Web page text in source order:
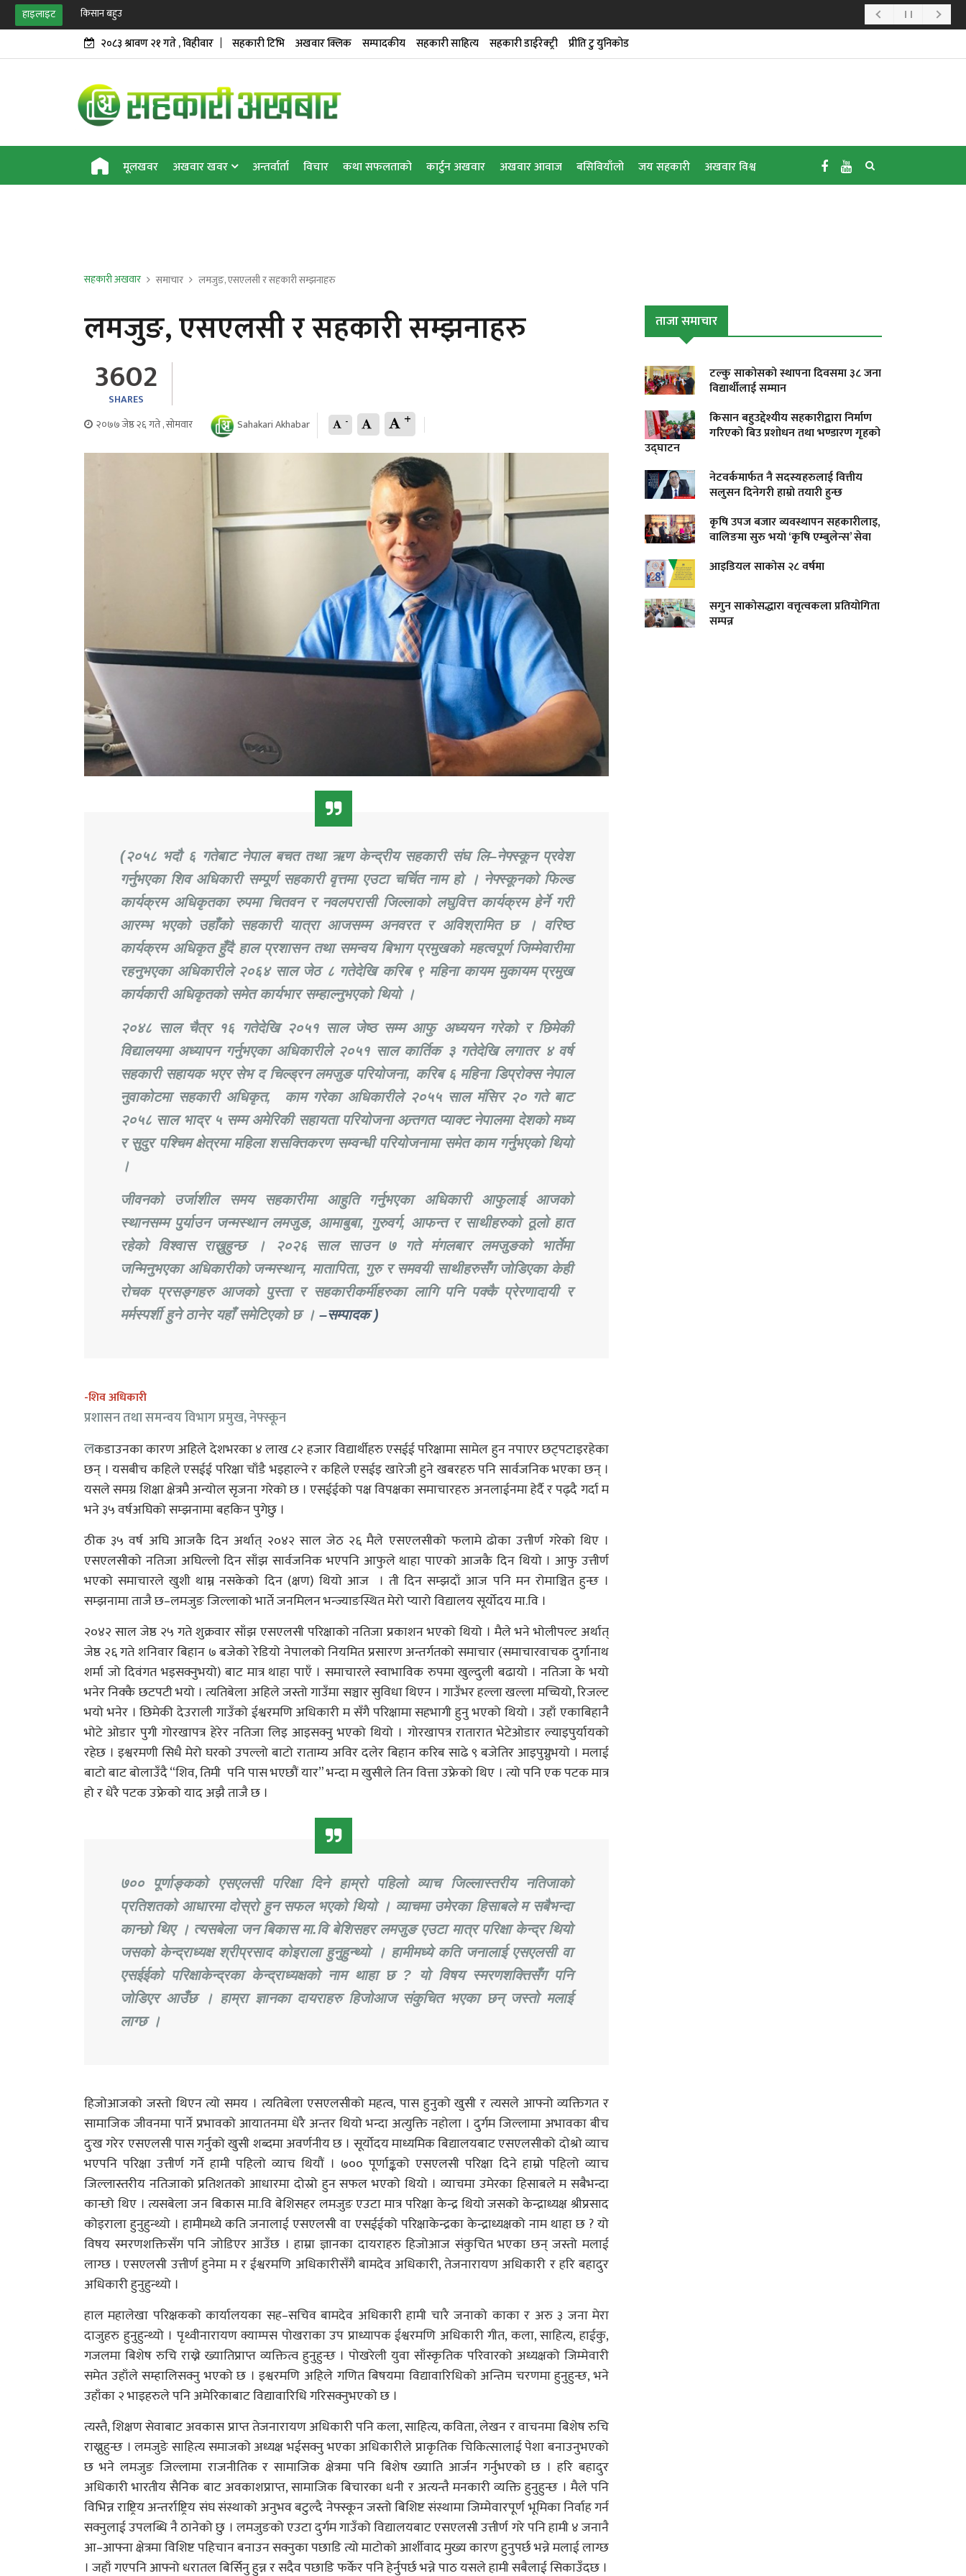
हाइलाइट किसान बहुउद्देश्यीय सहकारीद्वार
२०८३ श्रावण २१ गते , विहीवार सहकारी टिभि अखवार क्लिक सम्पादकीय सहकारी साहित्य सहकारी डाईरेक्ट्री प्रीति टु युनिकोड
मूलखवर अखवार खवर अन्तर्वार्ता विचार कथा सफलताको कार्टुन अखवार अखवार आवाज बसिवियाँलो जय सहकारी अखवार विश्व
सहकारी अखवार समाचार लमजुङ, एसएलसी र सहकारी सम्झनाहरु
लमजुङ, एसएलसी र सहकारी सम्झनाहरु
3602
SHARES
२०७७ जेष्ठ २६ गते , सोमवार
Sahakari Akhabar - +
(२०५८ भदौ ६ गतेबाट नेपाल बचत तथा ऋण केन्द्रीय सहकारी संघ लि–नेफ्स्कून प्रवेश
गर्नुभएका शिव अधिकारी सम्पूर्ण सहकारी वृत्तमा एउटा चर्चित नाम हो । नेफ्स्कूनको फिल्ड
कार्यक्रम अधिकृतका रुपमा चितवन र नवलपरासी जिल्लाको लघुवित्त कार्यक्रम हेर्ने गरी
आरम्भ भएको उहाँको सहकारी यात्रा आजसम्म अनवरत र अविश्रामित छ । वरिष्ठ
कार्यक्रम अधिकृत हुँदै हाल प्रशासन तथा समन्वय बिभाग प्रमुखको महत्वपूर्ण जिम्मेवारीमा
रहनुभएका अधिकारीले २०६४ साल जेठ ८ गतेदेखि करिब ९ महिना कायम मुकायम प्रमुख
कार्यकारी अधिकृतको समेत कार्यभार सम्हाल्नुभएको थियो ।
२०४८ साल चैत्र १६ गतेदेखि २०५१ साल जेष्ठ सम्म आफु अध्ययन गरेको र छिमेकी
विद्यालयमा अध्यापन गर्नुभएका अधिकारीले २०५१ साल कार्तिक ३ गतेदेखि लगातर ४ वर्ष
सहकारी सहायक भएर सेभ द चिल्ड्रन लमजुङ परियोजना, करिब ६ महिना डिप्रोक्स नेपाल
नुवाकोटमा सहकारी अधिकृत, काम गरेका अधिकारीले २०५५ साल मंसिर २० गते बाट
२०५८ साल भाद्र ५ सम्म अमेरिकी सहायता परियोजना अन्र्तगत प्याक्ट नेपालमा देशको मध्य
र सुदुर पश्चिम क्षेत्रमा महिला शसक्तिकरण सम्वन्धी परियोजनामा समेत काम गर्नुभएको थियो
।
जीवनको उर्जाशील समय सहकारीमा आहुति गर्नुभएका अधिकारी आफुलाई आजको
स्थानसम्म पुर्याउन जन्मस्थान लमजुङ, आमाबुबा, गुरुवर्ग, आफन्त र साथीहरुको ठूलो हात
रहेको विश्वास राख्नुहुन्छ । २०२६ साल साउन ७ गते मंगलबार लमजुङको भार्तेमा
जन्मिनुभएका अधिकारीको जन्मस्थान, मातापिता, गुरु र समवयी साथीहरुसँग जोडिएका केही
रोचक प्रसङ्गहरु आजको पुस्ता र सहकारीकर्मीहरुका लागि पनि पक्कै प्रेरणादायी र
मर्मस्पर्शी हुने ठानेर यहाँ समेटिएको छ । –सम्पादक)
-शिव अधिकारी
प्रशासन तथा समन्वय विभाग प्रमुख, नेफ्स्कून
लकडाउनका कारण अहिले देशभरका ४ लाख ८२ हजार विद्यार्थीहरु एसईई परिक्षामा सामेल हुन नपाएर छट्पटाइरहेका
छन् । यसबीच कहिले एसईई परिक्षा चाँडै भइहाल्ने र कहिले एसईइ खारेजी हुने खबरहरु पनि सार्वजनिक भएका छन् ।
यसले समग्र शिक्षा क्षेत्रमै अन्योल सृजना गरेको छ । एसईईको पक्ष विपक्षका समाचारहरु अनलाईनमा हेर्दै र पढ्दै गर्दा म
भने ३५ वर्षअघिको सम्झनामा बहकिन पुगेछु ।
ठीक ३५ वर्ष अघि आजकै दिन अर्थात् २०४२ साल जेठ २६ मैले एसएलसीको फलामे ढोका उत्तीर्ण गरेको थिए ।
एसएलसीको नतिजा अघिल्लो दिन साँझ सार्वजनिक भएपनि आफुले थाहा पाएको आजकै दिन थियो । आफु उत्तीर्ण
भएको समाचारले खुशी थाम्न नसकेको दिन (क्षण) थियो आज । ती दिन सम्झदाँ आज पनि मन रोमाञ्चित हुन्छ ।
सम्झनामा ताजै छ–लमजुङ जिल्लाको भार्ते जनमिलन भन्ज्याङस्थित मेरो प्यारो विद्यालय सूर्योदय मा.वि ।
२०४२ साल जेष्ठ २५ गते शुक्रवार साँझ एसएलसी परिक्षाको नतिजा प्रकाशन भएको थियो । मैले भने भोलीपल्ट अर्थात्
जेष्ठ २६ गते शनिवार बिहान ७ बजेको रेडियो नेपालको नियमित प्रसारण अन्तर्गतको समाचार (समाचारवाचक दुर्गानाथ
शर्मा जो दिवंगत भइसक्नुभयो) बाट मात्र थाहा पाएँ । समाचारले स्वाभाविक रुपमा खुल्दुली बढायो । नतिजा के भयो
भनेर निक्कै छटपटी भयो । त्यतिबेला अहिले जस्तो गाउँमा सञ्चार सुविधा थिएन । गाउँभर हल्ला खल्ला मच्चियो, रिजल्ट
भयो भनेर । छिमेकी देउराली गाउँको ईश्वरमणि अधिकारी म सँगै परिक्षामा सहभागी हुनु भएको थियो । उहाँ एकाबिहानै
भोटे ओडार पुगी गोरखापत्र हेरेर नतिजा लिइ आइसक्नु भएको थियो । गोरखापत्र रातारात भेटेओडार ल्याइपुर्यायको
रहेछ । इश्वरमणी सिधै मेरो घरको उपल्लो बाटो राताम्य अविर दलेर बिहान करिब साढे ९ बजेतिर आइपुग्नुभयो । मलाई
बाटो बाट बोलाउँदै “शिव, तिमी पनि पास भएछौं यार” भन्दा म खुसीले तिन वित्ता उफ्रेको थिए । त्यो पनि एक पटक मात्र
हो र धेरै पटक उफ्रेको याद अझै ताजै छ ।
७०० पूर्णाङ्कको एसएलसी परिक्षा दिने हाम्रो पहिलो व्याच जिल्लास्तरीय नतिजाको
प्रतिशतको आधारमा दोस्रो हुन सफल भएको थियो । व्याचमा उमेरका हिसाबले म सबैभन्दा
कान्छो थिए । त्यसबेला जन बिकास मा.वि बेशिसहर लमजुङ एउटा मात्र परिक्षा केन्द्र थियो
जसको केन्द्राध्यक्ष श्रीप्रसाद कोइराला हुनुहुन्थ्यो । हामीमध्ये कति जनालाई एसएलसी वा
एसईईको परिक्षाकेन्द्रका केन्द्राध्यक्षको नाम थाहा छ ? यो विषय स्मरणशक्तिसँग पनि
जोडिएर आउँछ । हाम्रा ज्ञानका दायराहरु हिजोआज संकुचित भएका छन् जस्तो मलाई
लाग्छ ।
हिजोआजको जस्तो थिएन त्यो समय । त्यतिबेला एसएलसीको महत्व, पास हुनुको खुसी र त्यसले आफ्नो व्यक्तिगत र
सामाजिक जीवनमा पार्ने प्रभावको आयातनमा धेरै अन्तर थियो भन्दा अत्युक्ति नहोला । दुर्गम जिल्लामा अभावका बीच
दुःख गरेर एसएलसी पास गर्नुको खुसी शब्दमा अवर्णनीय छ । सूर्योदय माध्यमिक बिद्यालयबाट एसएलसीको दोश्रो व्याच
भएपनि परिक्षा उत्तीर्ण गर्ने हामी पहिलो व्याच थियौं । ७०० पूर्णाङ्कको एसएलसी परिक्षा दिने हाम्रो पहिलो व्याच
जिल्लास्तरीय नतिजाको प्रतिशतको आधारमा दोस्रो हुन सफल भएको थियो । व्याचमा उमेरका हिसाबले म सबैभन्दा
कान्छो थिए । त्यसबेला जन बिकास मा.वि बेशिसहर लमजुङ एउटा मात्र परिक्षा केन्द्र थियो जसको केन्द्राध्यक्ष श्रीप्रसाद
कोइराला हुनुहुन्थ्यो । हामीमध्ये कति जनालाई एसएलसी वा एसईईको परिक्षाकेन्द्रका केन्द्राध्यक्षको नाम थाहा छ ? यो
विषय स्मरणशक्तिसँग पनि जोडिएर आउँछ । हाम्रा ज्ञानका दायराहरु हिजोआज संकुचित भएका छन् जस्तो मलाई
लाग्छ । एसएलसी उत्तीर्ण हुनेमा म र ईश्वरमणि अधिकारीसँगै बामदेव अधिकारी, तेजनारायण अधिकारी र हरि बहादुर
अधिकारी हुनुहुन्थ्यो ।
हाल महालेखा परिक्षकको कार्यालयका सह–सचिव बामदेव अधिकारी हामी चारै जनाको काका र अरु ३ जना मेरा
दाजुहरु हुनुहुन्थ्यो । पृथ्वीनारायण क्याम्पस पोखराका उप प्राध्यापक ईश्वरमणि अधिकारी गीत, कला, साहित्य, हाईकु,
गजलमा बिशेष रुचि राख्ने ख्यातिप्राप्त व्यक्तित्व हुनुहुन्छ । पोखरेली युवा साँस्कृतिक परिवारको अध्यक्षको जिम्मेवारी
समेत उहाँले सम्हालिसक्नु भएको छ । इश्वरमणि अहिले गणित बिषयमा विद्यावारिधिको अन्तिम चरणमा हुनुहुन्छ, भने
उहाँका २ भाइहरुले पनि अमेरिकाबाट विद्यावारिधि गरिसक्नुभएको छ ।
त्यस्तै, शिक्षण सेवाबाट अवकास प्राप्त तेजनारायण अधिकारी पनि कला, साहित्य, कविता, लेखन र वाचनमा बिशेष रुचि
राख्नुहुन्छ । लमजुङे साहित्य समाजको अध्यक्ष भईसक्नु भएका अधिकारीले प्राकृतिक चिकित्सालाई पेशा बनाउनुभएको
छ भने लमजुङ जिल्लामा राजनीतिक र सामाजिक क्षेत्रमा पनि बिशेष ख्याति आर्जन गर्नुभएको छ । हरि बहादुर
अधिकारी भारतीय सैनिक बाट अवकाशप्राप्त, सामाजिक बिचारका धनी र अत्यन्तै मनकारी व्यक्ति हुनुहुन्छ । मैले पनि
विभिन्न राष्ट्रिय अन्तर्राष्ट्रिय संघ संस्थाको अनुभव बटुल्दै नेफ्स्कून जस्तो बिशिष्ट संस्थामा जिम्मेवारपूर्ण भूमिका निर्वाह गर्न
सक्नुलाई उपलब्धि नै ठानेको छु । लमजुङको एउटा दुर्गम गाउँको विद्यालयबाट एसएलसी उत्तीर्ण गरे पनि हामी ४ जनानै
आ–आफ्ना क्षेत्रमा विशिष्ट पहिचान बनाउन सक्नुका पछाडि त्यो माटोको आर्शीवाद मुख्य कारण हुनुपर्छ भन्ने मलाई लाग्छ
। जहाँ गएपनि आफ्नो धरातल बिर्सिनु हुन्न र सदैव पछाडि फर्केर पनि हेर्नुपर्छ भन्ने पाठ यसले हामी सबैलाई सिकाउँदछ ।
ताजा समाचार
टल्कु साकोसको स्थापना दिवसमा ३८ जना
विद्यार्थीलाई सम्मान
किसान बहुउद्देश्यीय सहकारीद्वारा निर्माण
गरिएको बिउ प्रशोधन तथा भण्डारण गृहको
उद्घाटन
नेटवर्कमार्फत नै सदस्यहरुलाई वित्तीय
सलुसन दिनेगरी हाम्रो तयारी हुन्छ
कृषि उपज बजार व्यवस्थापन सहकारीलाइ,
वालिङमा सुरु भयो ‘कृषि एम्बुलेन्स’ सेवा
आइडियल साकोस २८ वर्षमा
सगुन साकोसद्धारा वत्तृत्वकला प्रतियोगिता
सम्पन्न